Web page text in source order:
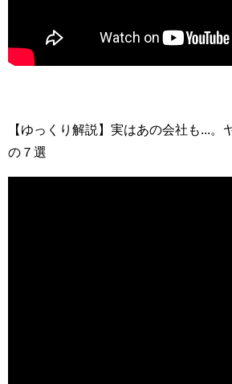
【ゆっくり解説】実はあの会社も...。
の７選